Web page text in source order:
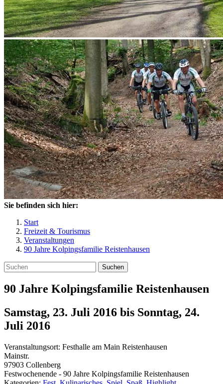
Sie befinden sich hier:
Start
Freizeit & Tourismus
Veranstaltungen
90 Jahre Kolpingsfamilie Reistenhausen
Suchen
90 Jahre Kolpingsfamilie Reistenhausen
Samstag, 23. Juli 2016 bis Sonntag, 24.
Juli 2016
Veranstaltungsort: Festhalle am Main Reistenhausen
Mainstr.
97903 Collenberg
Festwochenende - 90 Jahre Kolpingsfamilie Reistenhausen